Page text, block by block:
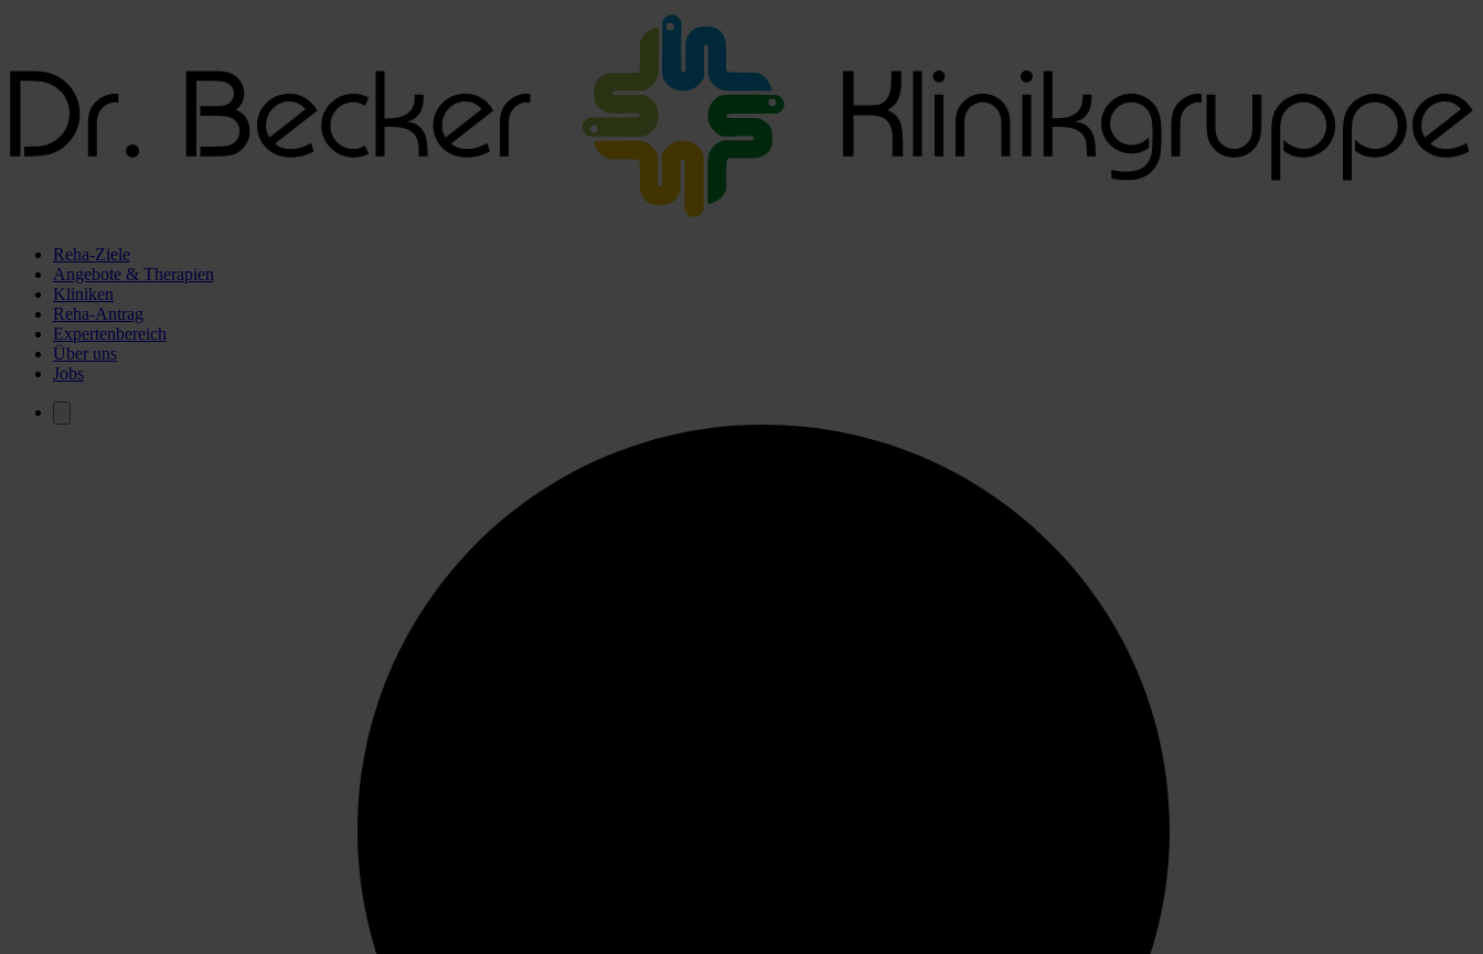
Reha-Ziele
Angebote & Therapien
Kliniken
Reha-Antrag
Expertenbereich
Über uns
Jobs